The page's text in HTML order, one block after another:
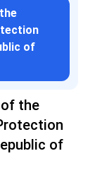
of
the
of